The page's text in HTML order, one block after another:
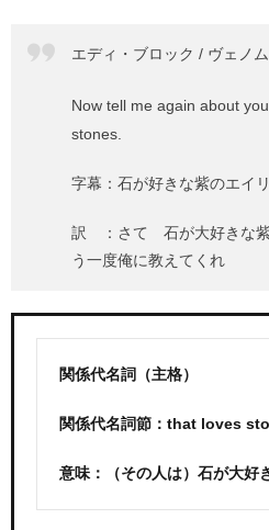
エディ・ブロック / ヴェノム
Now tell me again about
stones.
字幕：石が好きな紫のエイ
訳 ：さて 石が大好きな紫
う一度俺に教えてくれ
関係代名詞（主格）
関係代名詞節：that loves
意味：（その人は）石が大好